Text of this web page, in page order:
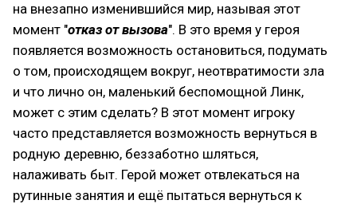
на внезапно изменившийся мир, называя этот
момент "отказ от вызова". В это время у героя
появляется возможность остановиться, подумать
о том, происходящем вокруг, неотвратимости зла
и что лично он, маленький беспомощной Линк,
может с этим сделать? В этот момент игроку
часто представляется возможность вернуться в
родную деревню, беззаботно шляться,
налаживать быт. Герой может отвлекаться на
рутинные занятия и ещё пытаться вернуться к